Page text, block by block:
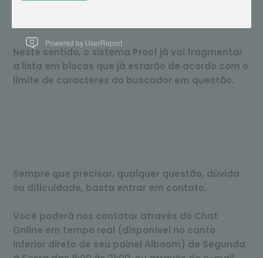
Neste sentido, o sistema Proof já vai fragmentar
a lista em blocos que já estarão de acordo com o
limite de caracteres do buscador em questão.
Sempre que precisar, qualquer questão, dúvida
ou dificuldade, basta entrar em contato.
Você poderá nos contatar através do Chat
Online em tempo real (disponível no canto
inferior direto de seu painel Alboom) de Segunda
Powered by UserReport